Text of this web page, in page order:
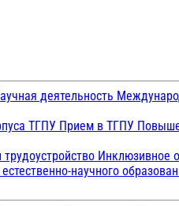
деятельность
ТГПУ Прием в ТГПУ
Инклюзивное
научного